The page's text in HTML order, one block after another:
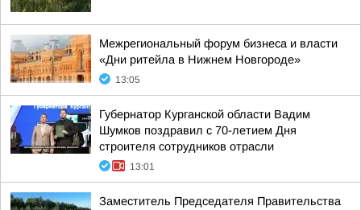
Межрегиональный форум бизнеса и власти
«Дни ритейла в Нижнем Новгороде»
13:05
Губернатор Курганской области Вадим
Шумков поздравил с 70-летием Дня
строителя сотрудников отрасли
13:01
Заместитель Председателя Правительства